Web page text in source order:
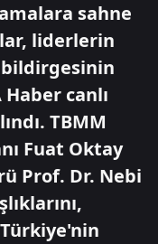
sahne
liderlerin
canlı
TBMM
Fuat Oktay
Prof. Dr. Nebi